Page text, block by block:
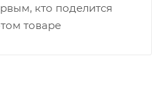
кто поделится
товаре